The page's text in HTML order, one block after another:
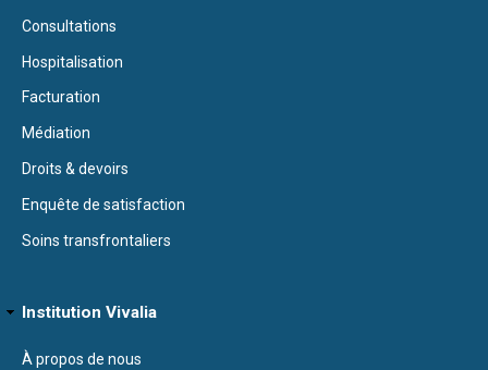
Consultations
Hospitalisation
Facturation
Médiation
Droits & devoirs
Enquête de satisfaction
Soins transfrontaliers
Institution Vivalia
À propos de nous